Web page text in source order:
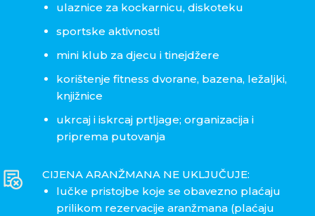
ulaznice za kockarnicu, diskoteku
sportske aktivnosti
mini klub za djecu i tinejdžere
korištenje fitness dvorane, bazena, ležaljki,
knjižnice
ukrcaj i iskrcaj prtljage; organizacija i
priprema putovanja
CIJENA ARANŽMANA NE UKLJUČUJE:
lučke pristojbe koje se obavezno plaćaju
prilikom rezervacije aranžmana (plaćaju